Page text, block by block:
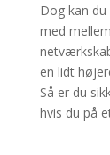
Dog kan
med
en lidt
Så er du
hvis du på